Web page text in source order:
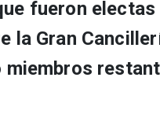
fueron
la Gran
miembros